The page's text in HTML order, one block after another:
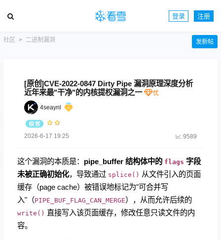
登录 注册
社区 二进制漏洞 发新帖
[原创]CVE-2022-0847 Dirty Pipe 漏洞原理深度分析
近年来最"干净"的内核提权漏洞之一
4seaynl
2026-6-17 19:25 9589
这个漏洞的本质是： pipe_buffer 结构体中的 flags 字段
未被正确初始化，导致通过 splice() 从文件引入的页面
缓存（page cache）被错误地标记为"可合并写
入"（PIPE_BUF_FLAG_CAN_MERGE），从而允许后续的
write() 直接写入该页面缓存，修改任意只读文件的内
容。